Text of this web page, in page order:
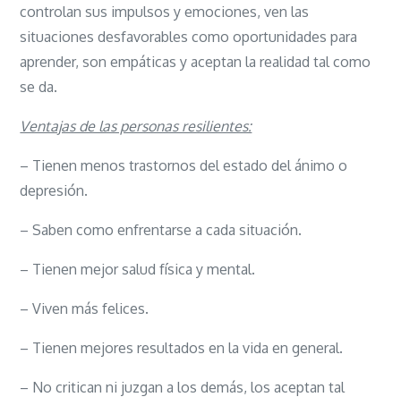
controlan sus impulsos y emociones, ven las
situaciones desfavorables como oportunidades para
aprender, son empáticas y aceptan la realidad tal como
se da.
Ventajas de las personas resilientes:
– Tienen menos trastornos del estado del ánimo o
depresión.
– Saben como enfrentarse a cada situación.
– Tienen mejor salud física y mental.
– Viven más felices.
– Tienen mejores resultados en la vida en general.
– No critican ni juzgan a los demás, los aceptan tal